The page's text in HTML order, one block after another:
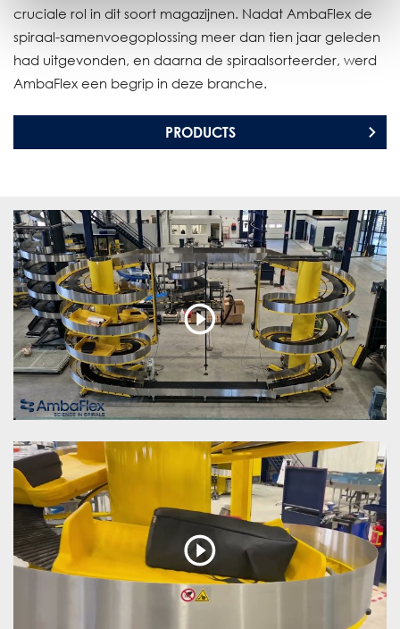
cruciale rol in dit soort magazijnen. Nadat AmbaFlex de
spiraal-samenvoegoplossing meer dan tien jaar geleden
had uitgevonden, en daarna de spiraalsorteerder, werd
AmbaFlex een begrip in deze branche.
PRODUCTS